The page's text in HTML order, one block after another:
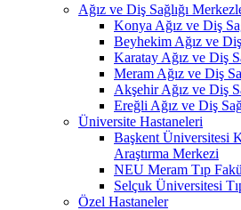
Ağız ve Diş Sağlığı
Konya Ağız ve Diş
Beyhekim Ağız ve
Karatay Ağız ve Diş
Meram Ağız ve Diş
Akşehir Ağız ve Diş
Ereğli Ağız ve Diş
Üniversite Hastaneleri
Başkent Üniversitesi
Araştırma Merkezi
NEU Meram Tıp
Selçuk Üniversitesi
Özel Hastaneler